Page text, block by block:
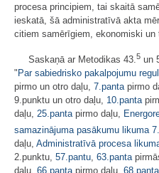
procesa principiem, tai skaitā
ieskatā, šā administratīvā akta
citiem samērīgiem, ekonomiski un
Saskaņā ar Metodikas 43. 5 un
" Par sabiedrisko pakalpojumu
pirmo un otro daļu, 7.panta pirmo
9.punktu un otro daļu, 10.panta
daļu, 25.panta pirmo daļu,
samazinājuma pasākumu likuma 7.
daļu, Administratīvā procesa
2.punktu, 57.pantu, 63.panta
daļu, 66.pantapirmo daļu, 68.panta